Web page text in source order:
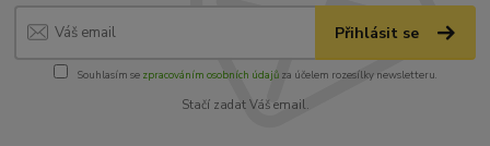
Přihlásit se
Souhlasím se zpracováním osobních údajůza účelem rozesílky newsletteru.
Stačí zadat Váš email.